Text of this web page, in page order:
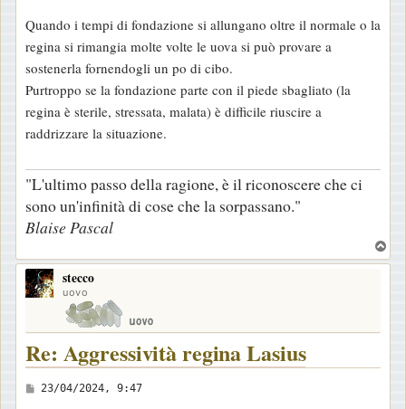
s
s
a
g
g
i
Quando i tempi di fondazione si allungano oltre il normale o la
regina si rimangia molte volte le uova si può provare a
sostenerla fornendogli un po di cibo.
Purtroppo se la fondazione parte con il piede sbagliato (la
regina è sterile, stressata, malata) è difficile riuscire a
raddrizzare la situazione.
"L'ultimo passo della ragione, è il riconoscere che ci
sono un'infinità di cose che la sorpassano."
Blaise Pascal
o
stecco
uovo
Re: Aggressività regina Lasius
M
23/04/2024, 9:47